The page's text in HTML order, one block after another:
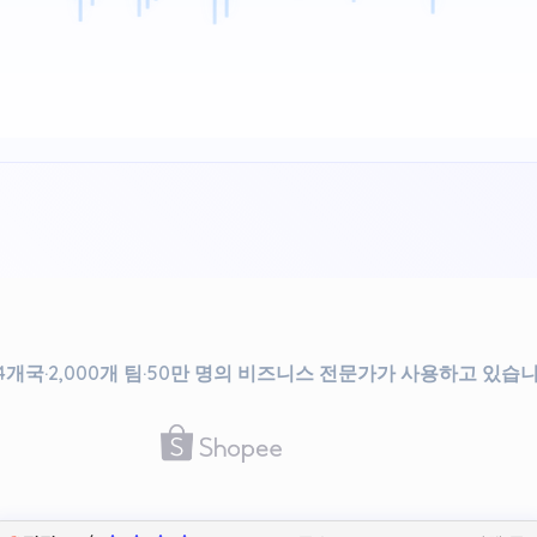
개국·2,000개 팀·50만 명의 비즈니스 전문가가 사용하고 있습